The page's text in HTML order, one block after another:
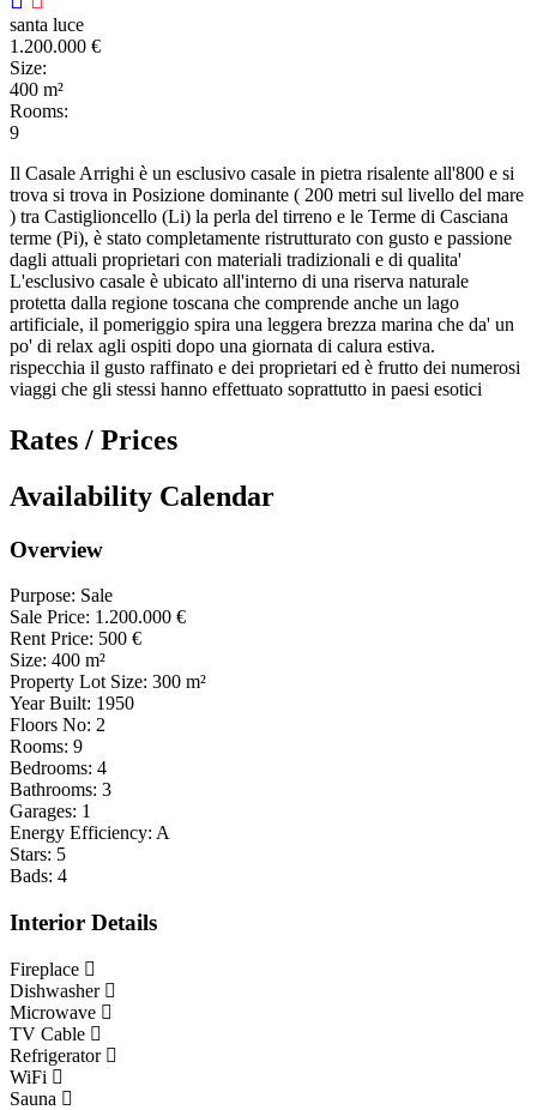
santa luce
1.200.000 €
Size:
400 m²
Rooms:
9
Il Casale Arrighi è un esclusivo casale in pietra risalente all'800 e si
trova si trova in Posizione dominante ( 200 metri sul livello del mare
) tra Castiglioncello (Li) la perla del tirreno e le Terme di Casciana
terme (Pi), è stato completamente ristrutturato con gusto e passione
dagli attuali proprietari con materiali tradizionali e di qualita'
L'esclusivo casale è ubicato all'interno di una riserva naturale
protetta dalla regione toscana che comprende anche un lago
artificiale, il pomeriggio spira una leggera brezza marina che da' un
po' di relax agli ospiti dopo una giornata di calura estiva.
rispecchia il gusto raffinato e dei proprietari ed è frutto dei numerosi
viaggi che gli stessi hanno effettuato soprattutto in paesi esotici
Rates / Prices
Availability Calendar
Overview
Purpose: Sale
Sale Price: 1.200.000 €
Rent Price: 500 €
Size: 400 m²
Property Lot Size: 300 m²
Year Built: 1950
Floors No: 2
Rooms: 9
Bedrooms: 4
Bathrooms: 3
Garages: 1
Energy Efficiency: A
Stars: 5
Bads: 4
Interior Details
Fireplace
Dishwasher
Microwave
TV Cable
Refrigerator
WiFi
Sauna